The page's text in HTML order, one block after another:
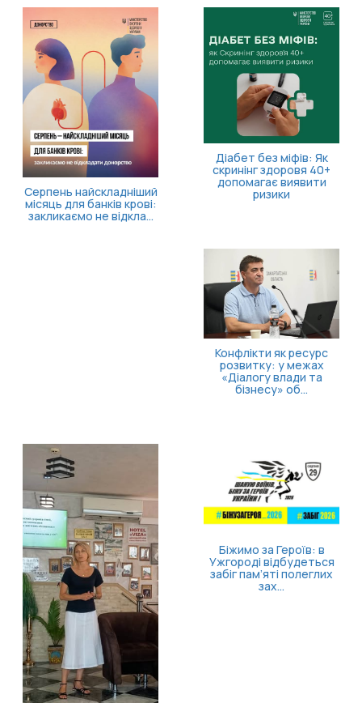
міфів: Як
здоровя 40+
виявити
за Героїв: в
відбудеться
полеглих
зах...
11 серпня відбудеться
засідання Ради з питань
переміщених осіб
Більше
родин: які посл...
Як